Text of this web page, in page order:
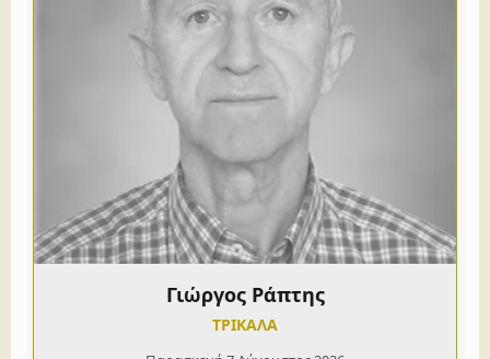
Γιώργος Ράπτης
ΤΡΙΚΑΛΑ